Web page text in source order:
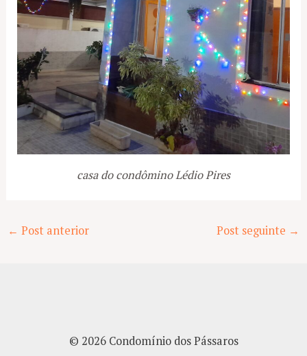
casa do condômino Lédio Pires
Post
← Post anterior Post seguinte →
© 2026 Condomínio dos Pássaros